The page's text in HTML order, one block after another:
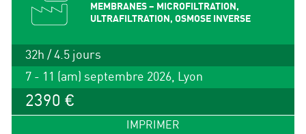
MEMBRANES – MICROFILTRATION,
ULTRAFILTRATION, OSMOSE INVERSE
32h / 4.5 jours
7 - 11 (am) septembre 2026, Lyon
2390 €
IMPRIMER